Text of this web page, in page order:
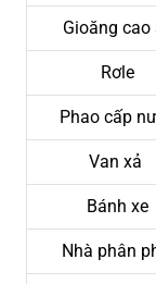
Gioăng cao
Rơle
Phao cấp
Van xả
Bánh xe
Nhà phân